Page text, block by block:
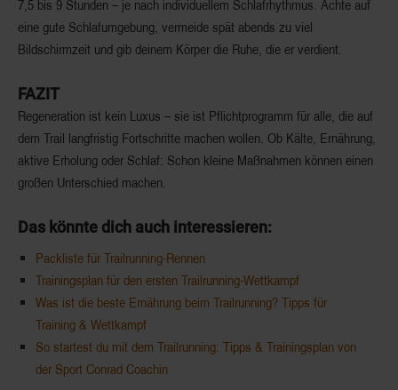
7,5 bis 9 Stunden – je nach individuellem Schlafrhythmus. Achte auf
eine gute Schlafumgebung, vermeide spät abends zu viel
Bildschirmzeit und gib deinem Körper die Ruhe, die er verdient.
FAZIT
Regeneration ist kein Luxus – sie ist Pflichtprogramm für alle, die auf
dem Trail langfristig Fortschritte machen wollen. Ob Kälte, Ernährung,
aktive Erholung oder Schlaf: Schon kleine Maßnahmen können einen
großen Unterschied machen.
Das könnte dich auch interessieren:
Packliste für Trailrunning-Rennen
Trainingsplan für den ersten Trailrunning-Wettkampf
Was ist die beste Ernährung beim Trailrunning? Tipps für
Training & Wettkampf
So startest du mit dem Trailrunning: Tipps & Trainingsplan von
der Sport Conrad Coachin